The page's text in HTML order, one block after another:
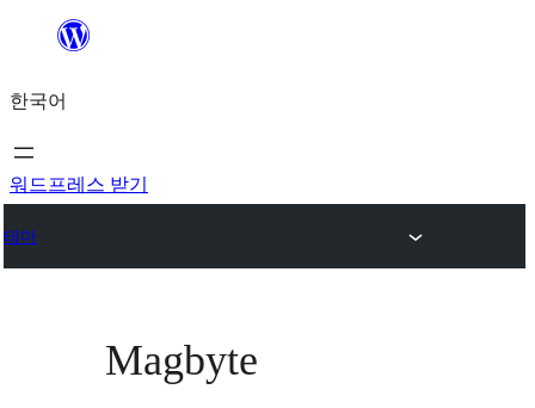
츠
로
바
가
한국어
워드프레스 받기
테마
Magbyte